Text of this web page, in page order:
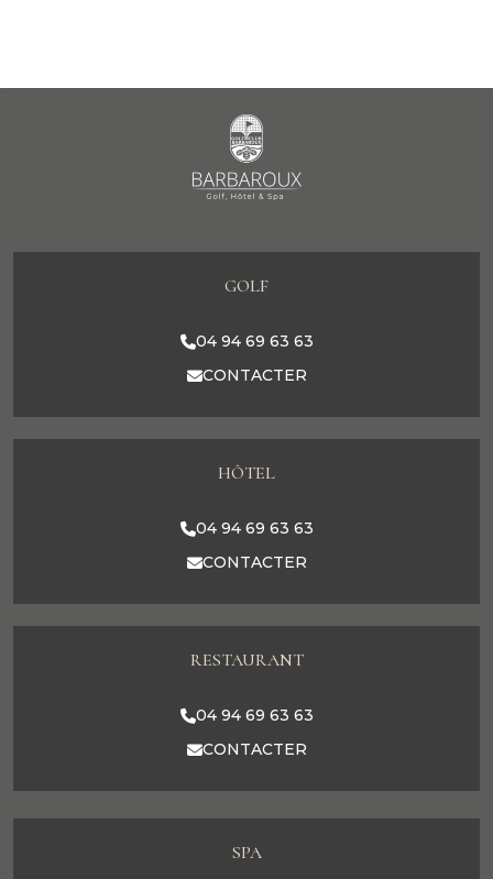
GOLF
04 94 69 63 63
CONTACTER
HÔTEL
04 94 69 63 63
CONTACTER
RESTAURANT
04 94 69 63 63
CONTACTER
SPA